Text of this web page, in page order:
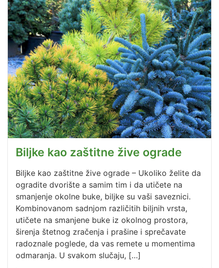
Biljke kao zaštitne žive ograde
Biljke kao zaštitne žive ograde – Ukoliko želite da
ogradite dvorište a samim tim i da utičete na
smanjenje okolne buke, biljke su vaši saveznici.
Kombinovanom sadnjom različitih biljnih vrsta,
utičete na smanjene buke iz okolnog prostora,
širenja štetnog zračenja i prašine i sprečavate
radoznale poglede, da vas remete u momentima
odmaranja. U svakom slučaju, […]